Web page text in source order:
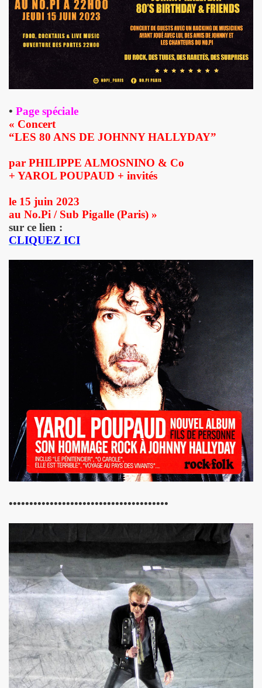
• Page spéciale
« Concert
“LES 80 ANS DE JOHNNY HALLYDAY”
par PHILIPPE ALMOSNINO & Co
+ YAROL POUPAUD + invités
le 15 juin 2023
au No.Pi / Sub Pigalle (Paris) »
sur ce lien :
CLIQUEZ ICI
•••••••••••••••••••••••••••••••••••••••
dit DANIEL DARC, le 14 mars 2013 a PARIS.
(mars 2013).
le magazine papier "GONZAI" numero 1 (janvier
CHAMFORT et ses invitees le 30 janvier 2013 au
le 11 decembre 2012 a l'OLYMPIA (Paris) : compte
CHENNEVIERE and Friends le 8 novembre 2012 a
“First Comes The Night”) le 12 octobre 2012 au GRAND
CLUB (Paris) : compte rendu.
SUGAR AND TIGER, EFFELLO ET LES
et 12 decembre 2012 a BERLIN.
DE MOI" (2012), film-serie de STEVE CATIEAU.
(juillet et aout 2012).
DUVALL : les deux font la paire" ("La Libre Belgique", 14
les 15, 16 et 17 juin 2012 au STADE DE FRANCE (Saint-
2012 a L'INTERNATIONAL (Paris).
: "How we met" dans le journal anglais "THE
& JEAN-MARC LEDERMAN) : l'album "ROMANIA"
et BENJAMIN SCHOOS le 9 mai 2012 au RESERVOIR
detaillee du nouveau CD et du show 2012.
des Arts et des Lettres par FREDERIC MITTERRAND,
avril 2012).
le 21 mars 2012 au BOTANIQUE - LA ROTONDE
dans "ACCORDEON et ACCORDEONISTES" (avril
"KISS" de MARIE FRANCE ET LES FANTOMES dans
(Paris) : compte rendu.
album de PHANTOM Featuring MARIE FRANCE.
(MIAM MONSTER MIAM), avec LES EXPERTS